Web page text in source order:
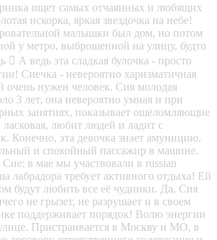
ищет самых отчаянных и любящих
искорка, яркая звездочка на небе!
малышки был дом, но потом
у метро, выброшенной на улицу, будто
 А ведь эта сладкая булочка - просто
Сиечка - невероятно харизматичная
очень нужен человек. Сия молодая
3 лет, она невероятно умная и при
занятиях, показывает ошеломляющие
ласковая, любит людей и ладит с
Конечно, эта девочка знает амуницию.
и спокойный пассажир в машине.
в мае мы участвовали в russian
лабрадора требует активного отдыха! Ей
будут любить все её чудинки. Да, Сия
не грызет, не разрушает и в своем
поддерживает порядок! Волю энергии
Пристраивается в Москву и МО, в